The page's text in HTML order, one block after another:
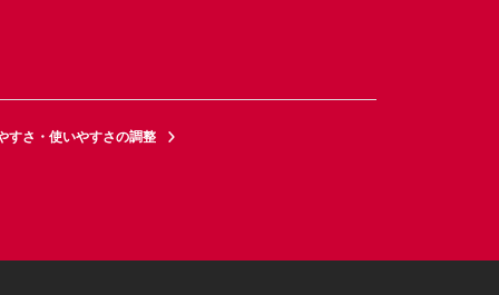
すさ・使いやすさの調整